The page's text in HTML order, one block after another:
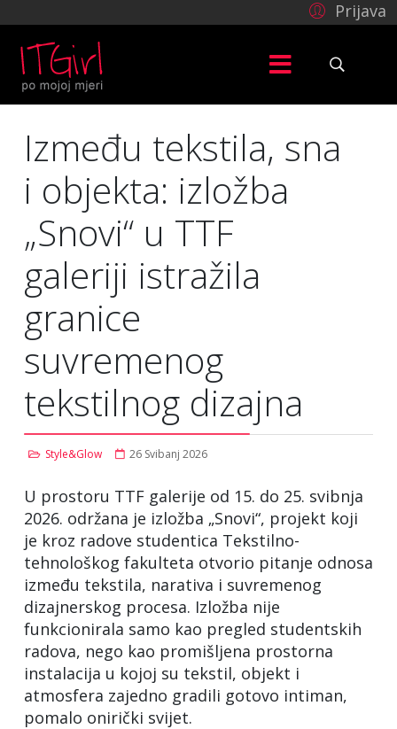
Prijava
Između tekstila, sna
i objekta: izložba
„Snovi“ u TTF
galeriji istražila
granice
suvremenog
tekstilnog dizajna
Style&Glow 26 Svibanj 2026
U prostoru TTF galerije od 15. do 25. svibnja
2026. održana je izložba „Snovi“, projekt koji
je kroz radove studentica Tekstilno-
tehnološkog fakulteta otvorio pitanje odnosa
između tekstila, narativa i suvremenog
dizajnerskog procesa. Izložba nije
funkcionirala samo kao pregled studentskih
radova, nego kao promišljena prostorna
instalacija u kojoj su tekstil, objekt i
atmosfera zajedno gradili gotovo intiman,
pomalo onirički svijet.